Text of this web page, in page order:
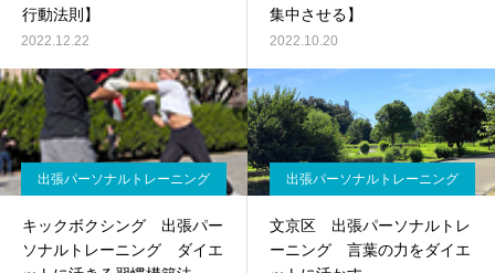
行動法則】
2022.12.22
集中させる】
2022.10.20
出張パーソナルトレーニング
キックボクシング 出張パー
ソナルトレーニング ダイエ
出張パーソナルトレーニング
文京区 出張パーソナルトレ
ーニング 言葉の力をダイエ